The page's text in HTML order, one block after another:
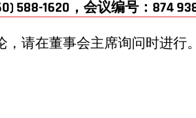
588-1620，会议编号：874
，请在董事会主席询问时进行